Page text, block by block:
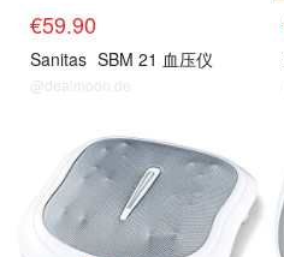
€59.90
Sanitas SBM 21 血压仪
@dealmoon.de